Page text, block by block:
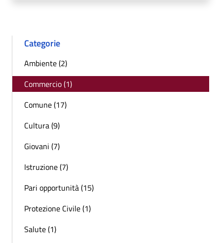
Categorie
Ambiente (2)
Commercio (1)
Comune (17)
Cultura (9)
Giovani (7)
Istruzione (7)
Pari opportunità (15)
Protezione Civile (1)
Salute (1)